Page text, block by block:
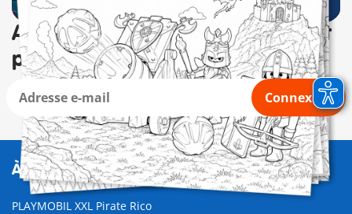
Abonnez-vous à la Newsletter et
profitez d'avantages
Connexion
À découvrir également
PLAYMOBIL XXL Pirate Rico